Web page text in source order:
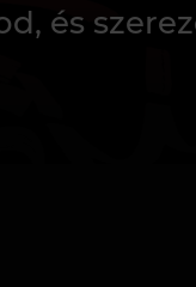
és